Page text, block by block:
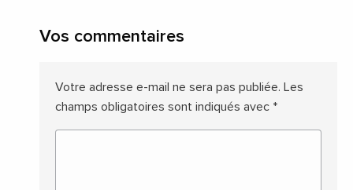
Vos commentaires
Votre adresse e-mail ne sera pas publiée. Les
champs obligatoires sont indiqués avec *